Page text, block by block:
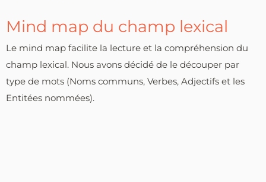
Mind map du champ lexical
Le mind map facilite la lecture et la compréhension du
champ lexical. Nous avons décidé de le découper par
type de mots (Noms communs, Verbes, Adjectifs et les
Entitées nommées).